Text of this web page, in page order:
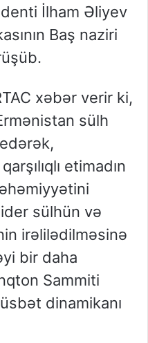
İlham Əliyev
Baş naziri
xəbər verir ki,
sülh
etimadın
sülhün və
irəlilədilməsinə
bir daha
Sammiti
dinamikanı